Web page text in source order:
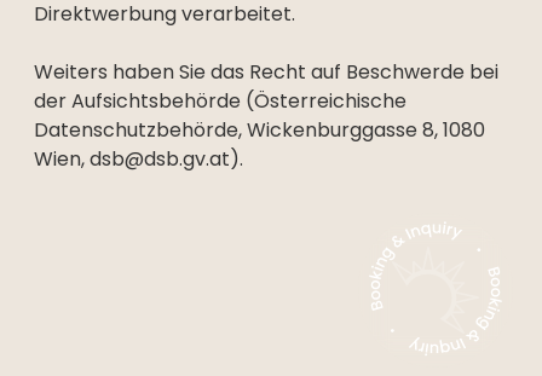
Direktwerbung verarbeitet.
Weiters haben Sie das Recht auf Beschwerde bei
der Aufsichtsbehörde (Österreichische
Datenschutzbehörde, Wickenburggasse 8, 1080
Wien,dsb@dsb.gv.at).